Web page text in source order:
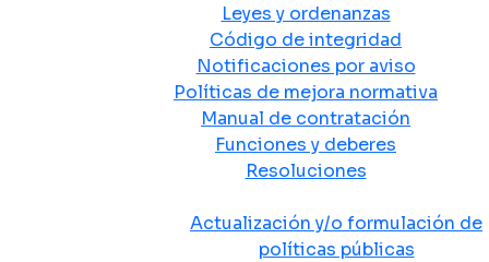
Leyes y ordenanzas
Código de integridad
Notificaciones por aviso
Políticas de mejora normativa
Manual de contratación
Funciones y deberes
Resoluciones
Actualización y/o formulación de
políticas públicas